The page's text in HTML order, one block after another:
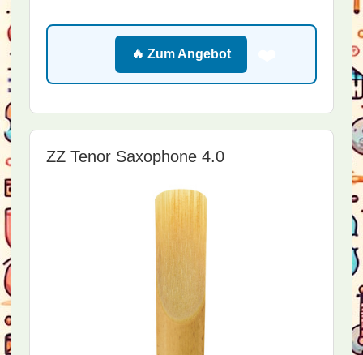
🔥 Zum Angebot
ZZ Tenor Saxophone 4.0